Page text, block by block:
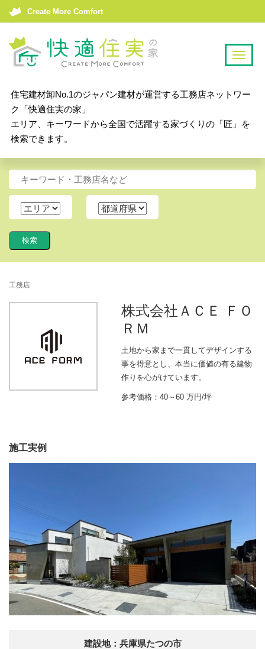
Create More Comfort
T
a
i
o
住宅建材卸No.1のジャパン建材が運営する工務店ネットワー
ク「快適住実の家」
エリア、キーワードから全国で活躍する家づくりの「匠」を
検索できます。
工務店
株式会社ＡＣＥ ＦＯ
ＲＭ
土地から家まで一貫してデザインする
事を得意とし、本当に価値の有る建物
作りを心がけています。
参考価格：40～60 万円/坪
施工実例
建設地：兵庫県たつの市